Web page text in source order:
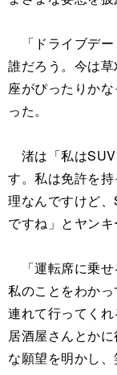
「ドライブデー
誰だろう。今は
座がぴったりか
った。
渚は「私は
す。私は免許を
理なんですけど
ですね」とヤンキ
「運転席に乗せ
私のことをわか
連れて行ってく
居酒屋さんとか
な願望を明かし、